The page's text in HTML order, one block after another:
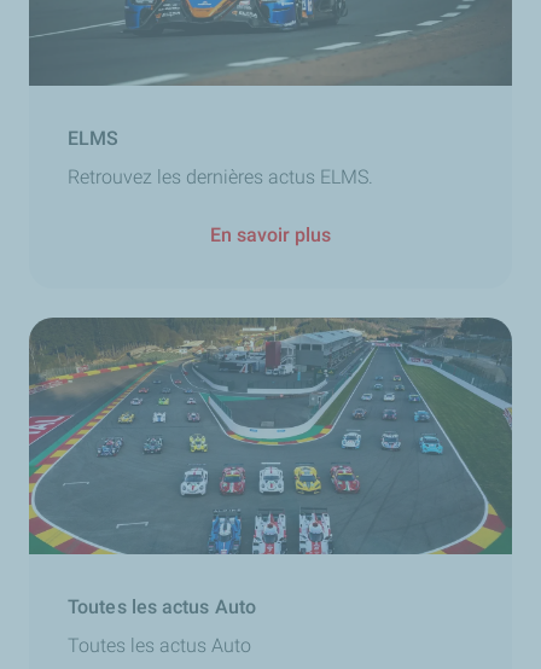
ELMS
Retrouvez les dernières actus ELMS.
En savoir plus
Toutes les actus Auto
Toutes les actus Auto